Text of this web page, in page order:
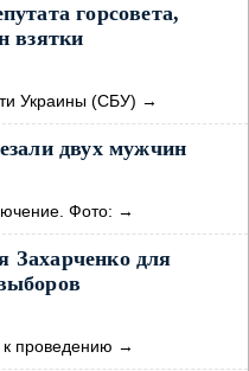
горсовета,
взятки
Украины (СБУ) →
двух мужчин
Фото: →
Захарченко для
к проведению →